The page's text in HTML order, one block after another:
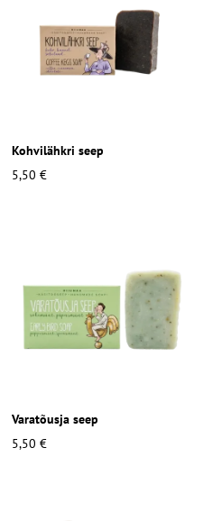
Kohvilähkri seep
5,50 €
Varatõusja seep
5,50 €